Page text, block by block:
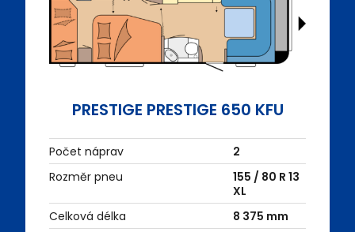
PRESTIGE PRESTIGE 650 KFU
Počet náprav
2
Rozměr pneu
155 / 80 R 13
XL
Celková délka
8 375 mm